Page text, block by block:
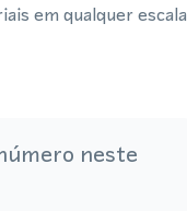
em qualquer escala
neste